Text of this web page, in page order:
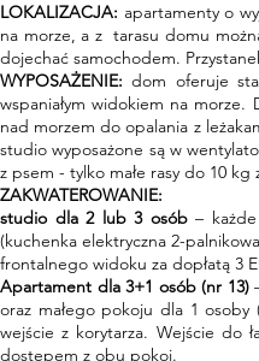
LOKALIZACJA: apartamenty o
na morze, a z tarasu domu
dojechać samochodem.
WYPOSAŻENIE: dom oferuje
wspaniałym widokiem na
nad morzem do opalania z
studio wyposażone są w
z psem - tylko małe rasy do 10
ZAKWATEROWANIE:
studio dla 2 lub 3 osób– każde
(kuchenka elektryczna 2-
frontalnego widoku za dopłatą 3
Apartament dla 3+1 osób (nr 13)
oraz małego pokoju dla 1 osoby
wejście z korytarza. Wejście do
dostępem z obu pokoi.